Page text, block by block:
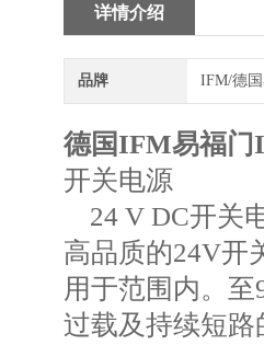
详情介绍
品牌 IFM/德
德国IFM易福门
开关电源
24 V DC开关
高品质的24V开
用于范围内。
过载及持续短路